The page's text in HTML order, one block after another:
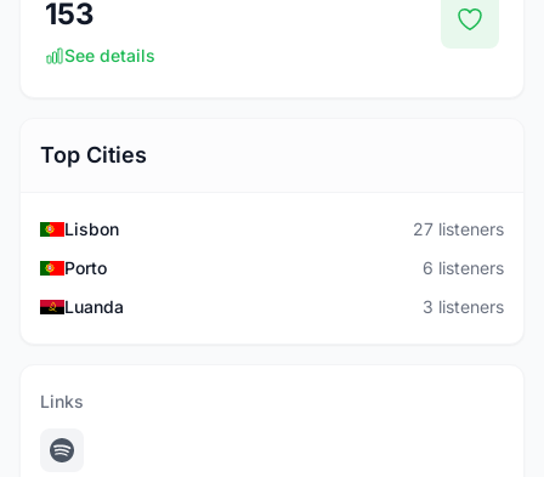
153
See details
Top Cities
Lisbon
27 listeners
Porto
6 listeners
Luanda
3 listeners
Links